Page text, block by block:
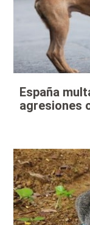
España
agresiones